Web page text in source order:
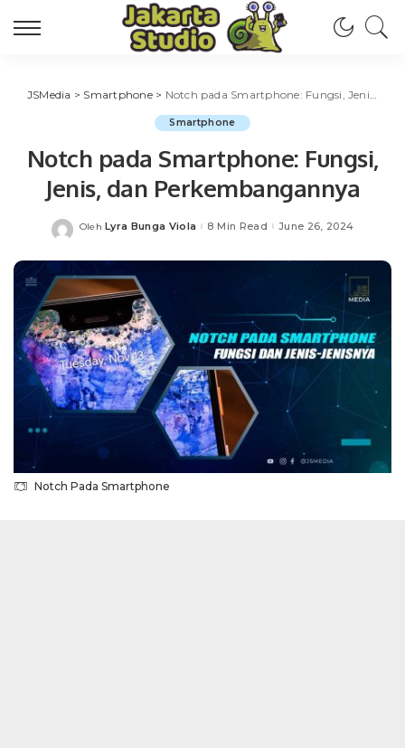
JSMedia > Smartphone> Notch pada Smartphone: Fungsi, Jenis, dan Perkembangannya
Smartphone
Notch pada Smartphone: Fungsi,
Jenis, dan Perkembangannya
Posted
Oleh Lyra Bunga Viola 8 Min Read June 26, 2024
Notch Pada Smartphone